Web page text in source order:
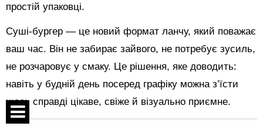
простій упаковці.
Суші-бургер — це новий формат ланчу, який поважає
ваш час. Він не забирає зайвого, не потребує зусиль,
не розчаровує у смаку. Це рішення, яке доводить:
навіть у будній день посеред графіку можна з’їсти
щось справді цікаве, свіже й візуально приємне.